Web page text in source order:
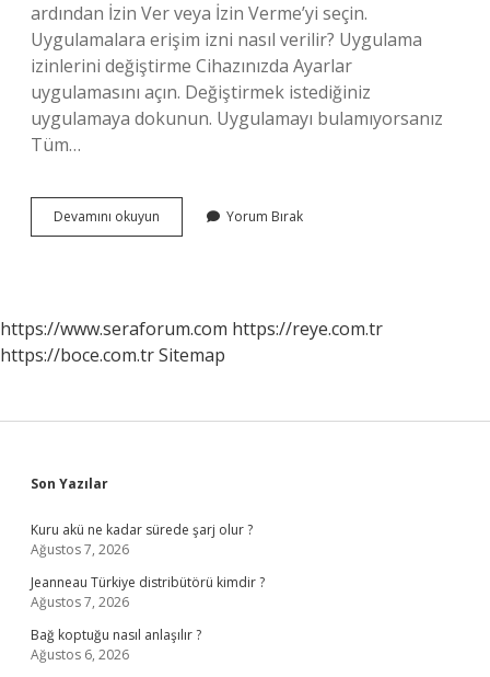
ardından İzin Ver veya İzin Verme’yi seçin.
Uygulamalara erişim izni nasıl verilir? Uygulama
izinlerini değiştirme Cihazınızda Ayarlar
uygulamasını açın. Değiştirmek istediğiniz
uygulamaya dokunun. Uygulamayı bulamıyorsanız
Tüm…
Devamını okuyun
Izni
Yorum Bırak
https://www.seraforum.com https://reye.com.tr
https://boce.com.trSitemap
Sidebar
Son Yazılar
Kuru akü ne kadar sürede şarj olur ?
Ağustos 7, 2026
Jeanneau Türkiye distribütörü kimdir ?
Ağustos 7, 2026
Bağ koptuğu nasıl anlaşılır ?
Ağustos 6, 2026